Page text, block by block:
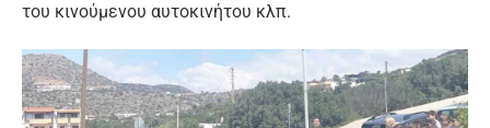
του κινούμενου αυτοκινήτου κλπ.